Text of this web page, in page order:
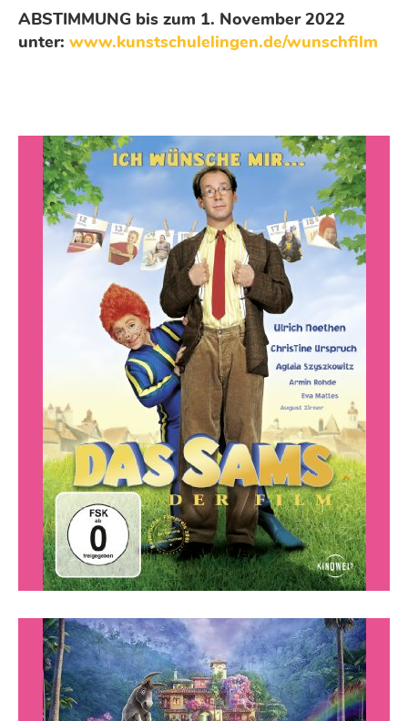
ABSTIMMUNG bis zum 1. November 2022
unter: www.kunstschulelingen.de/wunschfilm